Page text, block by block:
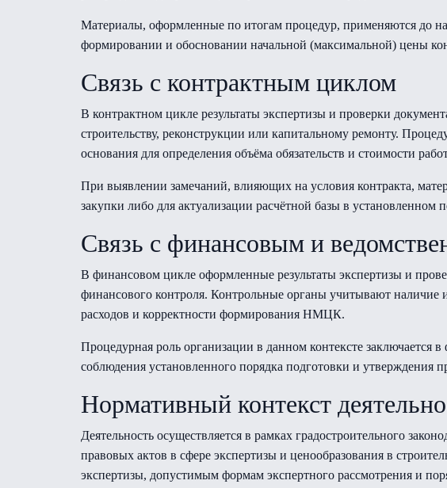
Материалы, оформленные по итогам процедур, применяются до
формировании и обосновании начальной (максимальной) цены
Связь с контрактным циклом
В контрактном цикле результаты экспертизы и проверки
строительству, реконструкции или капитальному ремонту.
основания для определения объёма обязательств и стоимости
При выявлении замечаний, влияющих на условия контракта,
закупки либо для актуализации расчётной базы в установленном
Связь с финансовым и
В финансовом цикле оформленные результаты экспертизы и
финансового контроля. Контрольные органы учитывают наличие
расходов и корректности формирования НМЦК.
Процедурная роль организации в данном контексте
соблюдения установленного порядка подготовки и утверждения
Нормативный контекст
Деятельность осуществляется в рамках градостроительного
правовых актов в сфере экспертизы и ценообразования в
экспертизы, допустимым формам экспертного рассмотрения и